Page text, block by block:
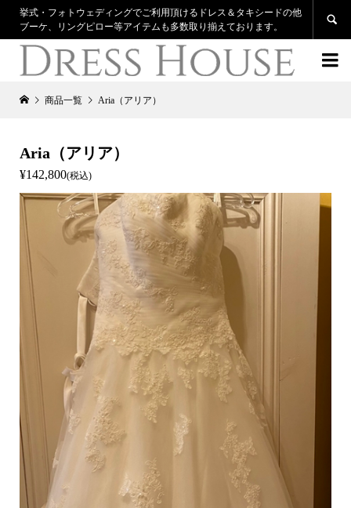
挙式・フォトウェディングでご利用頂けるドレス＆タキシードの他
ブーケ、リングピロー等アイテムも多数取り揃えております。


商品一覧 Aria（アリア）
Aria（アリア）
¥142,800(税込)